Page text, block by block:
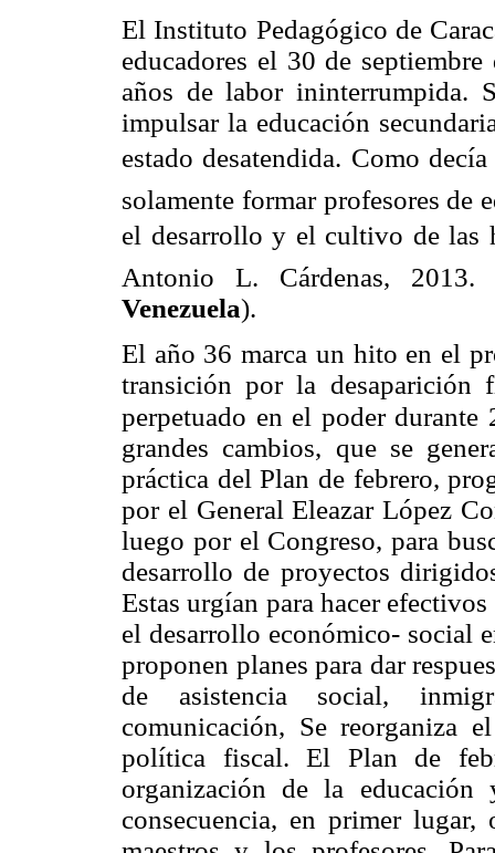
El Instituto Pedagógico de
educadores el 30 de
años de labor ininterrumpida.
impulsar la educación
estado desatendida. Como
solamente formar profesores de
el desarrollo y el cultivo de las
Antonio L. Cárdenas,
Venezuela).
El año 36 marca un hito en el
transición por la desaparición
perpetuado en el poder durante
grandes cambios, que se
práctica del Plan de febrero,
por el General Eleazar López
luego por el Congreso, para
desarrollo de proyectos
Estas urgían para hacer
el desarrollo económico- social
proponen planes para dar
de asistencia social,
comunicación, Se reorganiza
política fiscal. El Plan de
organización de la
consecuencia, en primer